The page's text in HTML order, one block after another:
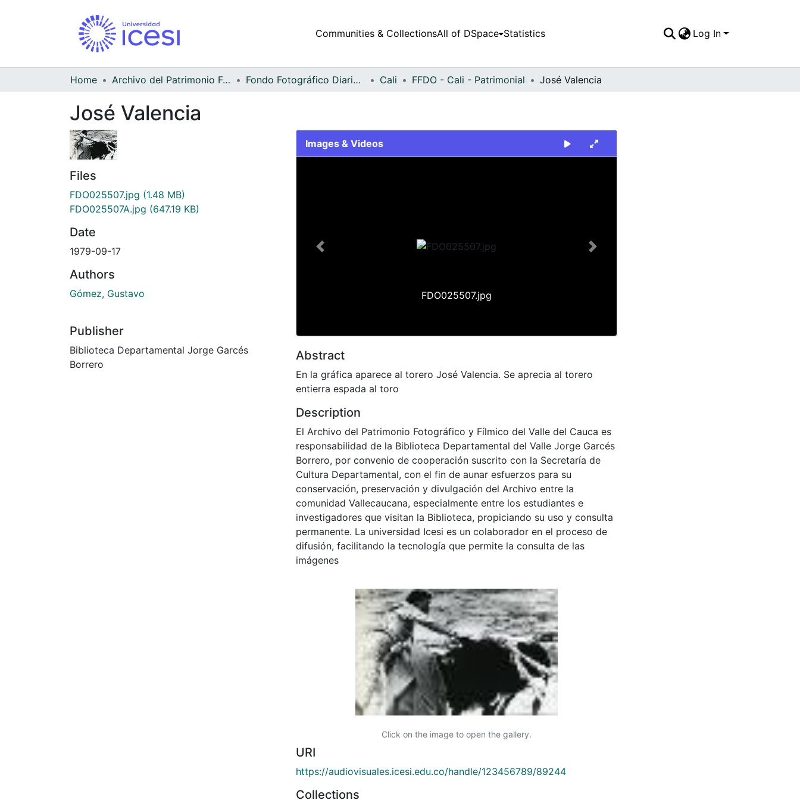
Communities & CollectionsAll of DSpace Statistics Log In
Home Archivo del Patrimonio Fotográfico y Fílmico del Valle del Cauca Fondo Fotográfico Diario Occidente Cali FFDO - Cali - Patrimonial José Valencia
José Valencia
Files
FDO025507.jpg (1.48 MB)
FDO025507A.jpg (647.19 KB)
Date
1979-09-17
Authors
Gómez, Gustavo
Publisher
Biblioteca Departamental Jorge Garcés
Borrero
Images & Videos
FDO025507.jpg
Previous Next
Abstract
En la gráfica aparece al torero José Valencia. Se aprecia al torero
entierra espada al toro
Description
El Archivo del Patrimonio Fotográfico y Fílmico del Valle del Cauca es
responsabilidad de la Biblioteca Departamental del Valle Jorge Garcés
Borrero, por convenio de cooperación suscrito con la Secretaría de
Cultura Departamental, con el fin de aunar esfuerzos para su
conservación, preservación y divulgación del Archivo entre la
comunidad Vallecaucana, especialmente entre los estudiantes e
investigadores que visitan la Biblioteca, propiciando su uso y consulta
permanente. La universidad Icesi es un colaborador en el proceso de
difusión, facilitando la tecnología que permite la consulta de las
imágenes
Click on the image to open the gallery.
URI
https://audiovisuales.icesi.edu.co/handle/123456789/89244
Collections